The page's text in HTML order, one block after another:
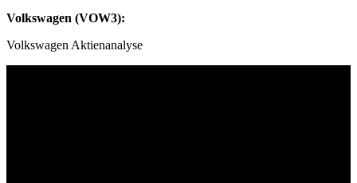
Volkswagen (VOW3):
Volkswagen Aktienanalyse